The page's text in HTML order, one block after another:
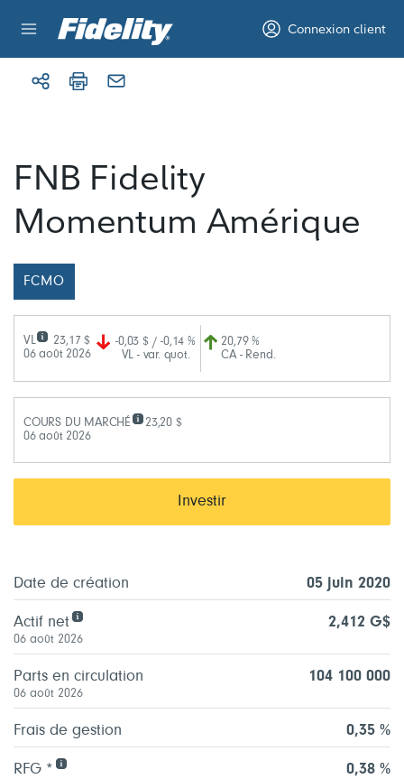
Connexion client
FNB Fidelity
Momentum Amérique
FCMO
VL
23,17 $
06 août 2026
-0,03 $ / -0,14 %
VL - var. quot.
20,79 %
CA - Rend.
COURS DU MARCHÉ
06 août 2026
23,20 $
Investir
Date de création 05 juin 2020
Actif net 2,412 G$
06 août 2026
Parts en circulation 104 100 000
06 août 2026
Frais de gestion 0,35 %
RFG * 0,38 %